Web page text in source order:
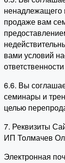
ненадлежащего
продаже вам
вами условий
6.6. Вы
семинары и
целью
7. Реквизиты
ИП Толмачев
Электронная